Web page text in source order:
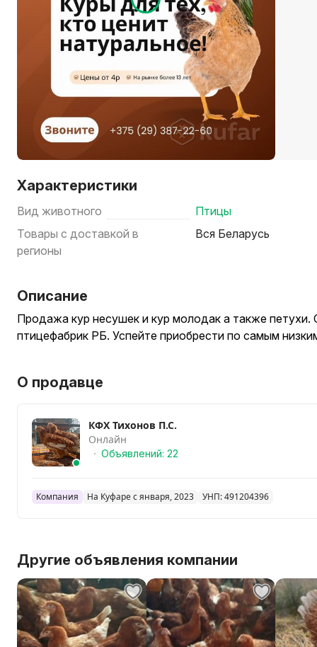
Характеристики
Вид животного
Птицы
Товары с доставкой в
регионы
Вся Беларусь
Описание
Продажа кур несушек и кур молодак а также
птицефабрик РБ. Успейте приобрести по самым
О продавце
КФХ Тихонов П.С.
Онлайн
Объявлений: 22
Компания На Куфаре с января, 2023 УНП: 491204396
Другие объявления компании